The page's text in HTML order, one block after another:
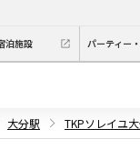
泊施設 パーティー
大分駅 TKPソレイユ